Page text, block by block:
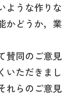
ような作りな
かどうか，業
賛同のご意見
いただきまし
れらのご意見